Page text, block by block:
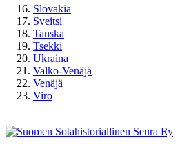
Slovakia
Sveitsi
Tanska
Tsekki
Ukraina
Valko-Venäjä
Venäjä
Viro